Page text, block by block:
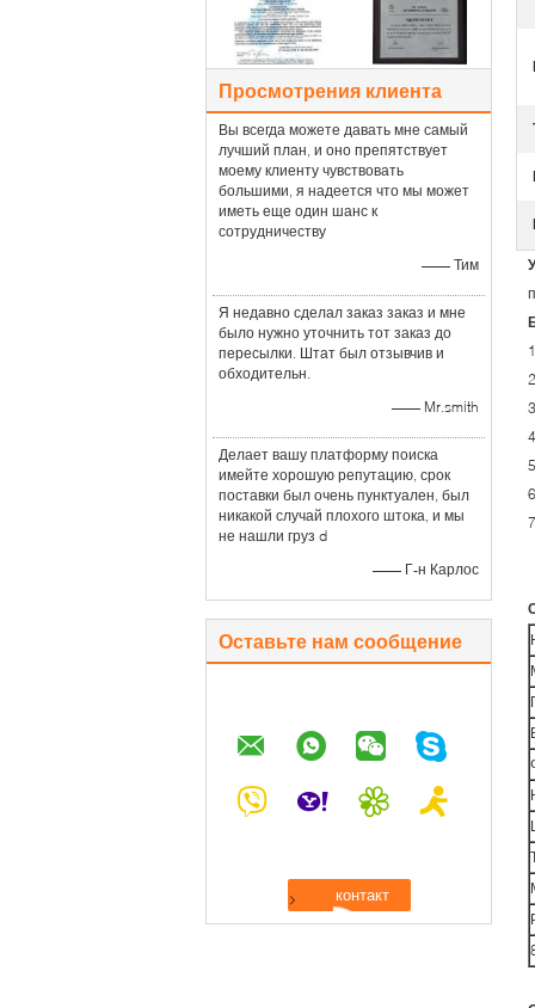
Просмотрения клиента
Вы всегда можете давать мне самый
лучший план, и оно препятствует
моему клиенту чувствовать
большими, я надеется что мы может
иметь еще один шанс к
сотрудничеству
—— Тим
Я недавно сделал заказ заказ и мне
было нужно уточнить тот заказ до
пересылки. Штат был отзывчив и
обходительн.
—— Mr.smith
Делает вашу платформу поиска
имейте хорошую репутацию, срок
поставки был очень пунктуален, был
никакой случай плохого штока, и мы
не нашли груз d
—— Г-н Карлос
Оставьте нам сообщение